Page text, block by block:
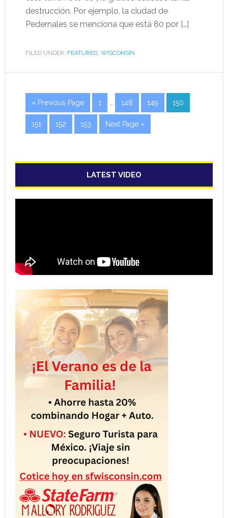
destrucción. Por ejemplo, la ciudad de
Pedernales se menciona que está 80 por […]
FILED UNDER: FEATURED, WISCONSIN
« Previous Page 1 148 149 150
151 152 153 Next Page »
LATEST VIDEO